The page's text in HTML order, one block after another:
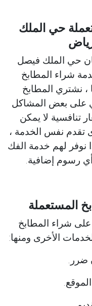
حي الملك
حي الملك فيصل
شراء المطابخ
، نشتري المطابخ
على بعض المشاكل
تنافسية لا يمكن
تقدم نفس الخدمة ،
نوفر لهم خدمة الفك
أي رسوم إضافية.
المستعملة
على شراء المطابخ
الأخرى ومنها:
ضرر.